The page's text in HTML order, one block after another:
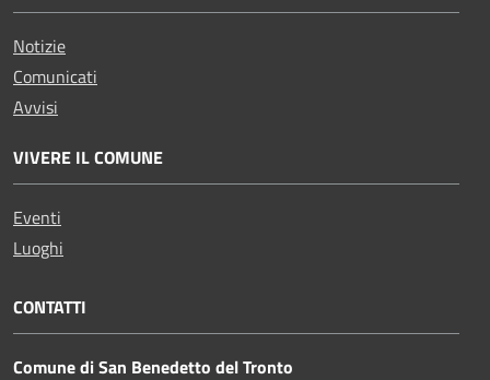
Notizie
Comunicati
Avvisi
VIVERE IL COMUNE
Eventi
Luoghi
CONTATTI
Comune di San Benedetto del Tronto